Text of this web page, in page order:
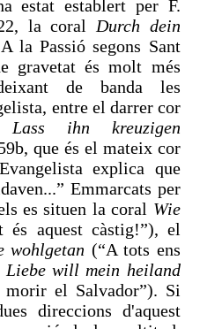
estat establert per F.
la coral Durch dein
la Passió segons Sant
gravetat és molt més
de banda les
entre el darrer cor
Lass ihn kreuzigen
que és el mateix cor
explica que
Emmarcats per
es situen la coral Wie
és aquest càstig!”), el
wohlgetan (“A tots ens
Liebe will mein heiland
el Salvador”). Si
direccions d'aquest